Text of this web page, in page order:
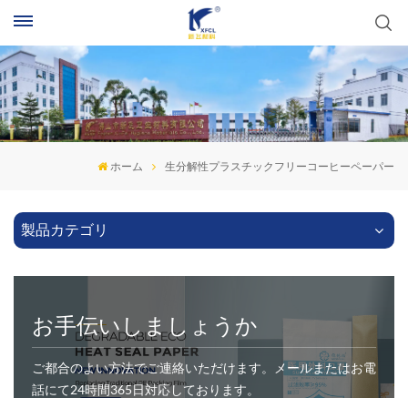
ホーム 生分解性プラスチックフリーコーヒーペーパー
製品カテゴリ
お手伝いしましょうか
ご都合のよい方法でご連絡いただけます。メールまたはお電
話にて24時間365日対応しております。